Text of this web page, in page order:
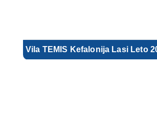
Vila TEMIS Kefalonija Lasi Leto